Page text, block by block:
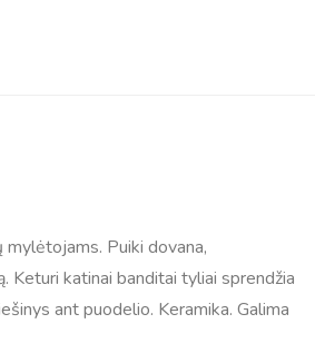
Puiki dovana,
Keturi katinai banditai tyliai sprendžia
ant puodelio. Keramika. Galima